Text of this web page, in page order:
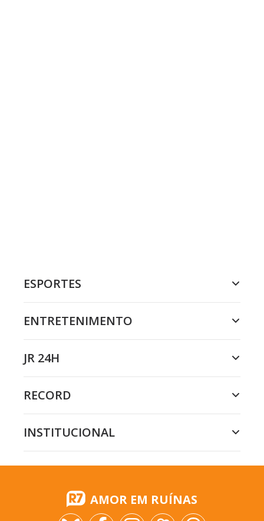
ESPORTES
ENTRETENIMENTO
JR 24H
RECORD
INSTITUCIONAL
AMOR EM RUÍNAS